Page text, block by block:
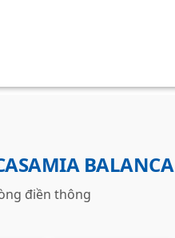
BALANCA
điền thông